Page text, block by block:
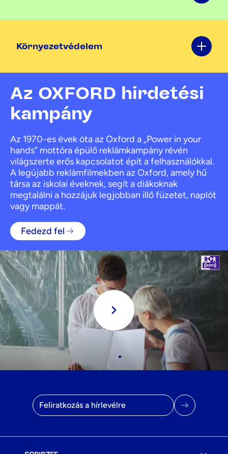
Környezetvédelem
Az OXFORD hirdetési
kampány
Az 1970-es évek óta az Oxford a „Power in your
hands” mottóra épülő reklámkampány révén
világszerte erős kapcsolatot épít a felhasználókkal.
A legújabb reklámfilmekben az Oxford, amely hű
társa az iskolai éveknek, segít a diákoknak
megtalálni a hozzájuk legjobban illő füzetet, naplót
vagy mappát.
Fedezd fel
Játssz
E-mail cím